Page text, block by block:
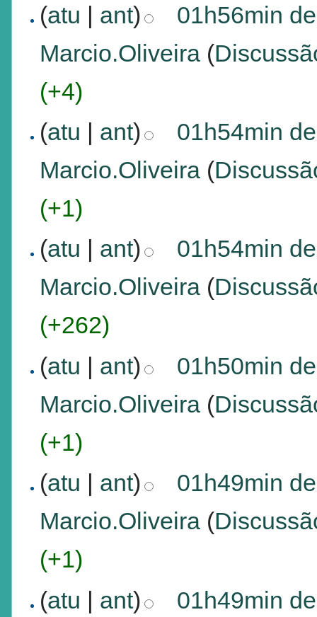
(atu | ant)
01h56min
Marcio.Oliveira (
(+4)
(atu | ant)
01h54min
Marcio.Oliveira (
(+1)
(atu ant)
01h54min
Marcio.Oliveira (
(+262)
(atu | ant)
01h50min
Marcio.Oliveira (
(+1)
(atu | ant)
01h49min
Marcio.Oliveira (
(+1)
(atu | ant)
01h49min